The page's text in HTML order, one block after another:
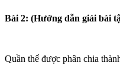
Bài 2: (Hướng dẫn giải bài
Quần thể được phân chia